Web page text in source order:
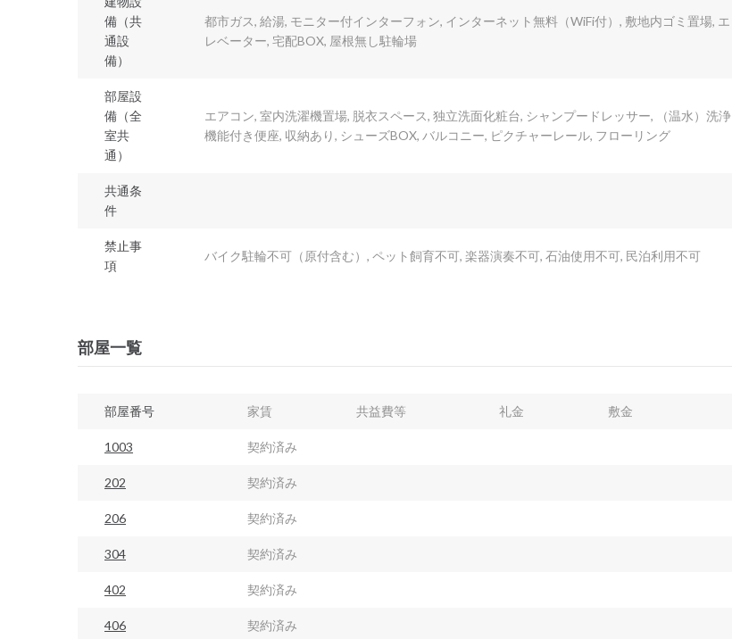
備（共
通設
備）
都市ガス, 給湯, モニター付インターフォン, インターネット無料（WiFi付）, 敷地内ゴミ置場, エ
レベーター, 宅配BOX, 屋根無し駐輪場
部屋設
備（全
室共
通）
エアコン, 室内洗濯機置場, 脱衣スペース, 独立洗面化粧台, シャンプードレッサー, （温水）洗浄
機能付き便座, 収納あり, シューズBOX, バルコニー, ピクチャーレール, フローリング
共通条
件
禁止事
項
バイク駐輪不可（原付含む）, ペット飼育不可, 楽器演奏不可, 石油使用不可, 民泊利用不可
部屋一覧
部屋番号 家賃 共益費等 礼金 敷金
1003 契約済み
202 契約済み
206 契約済み
304 契約済み
402 契約済み
406 契約済み